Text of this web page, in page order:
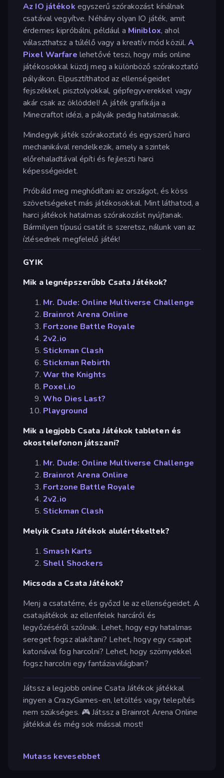
Az IO játékok egyszerű szórakozást kínálnak
csatával vegyítve. Néhány olyan IO játék, amit
érdemes kipróbálni, például a Miniblox, ahol
választhatsz a túlélő vagy a kreatív mód közül.A
Pixel Warfare lehetővé teszi, hogy más online
játékosokkal küzdj meg a különböző szórakoztató
pályákon. Elpusztíthatod az ellenségeidet
fejszékkel, pisztolyokkal, gépfegyverekkel vagy
akár csak az öklöddel! A játék grafikája a
Minecraftot idézi, a pályák pedig hatalmasak.
Mindegyik játék szórakoztató és egyszerű harci
mechanikával rendelkezik, amely a szintek
előrehaladtával építi és fejleszti harci
képességeidet.
Próbáld meg meghódítani az országot, és köss
szövetségeket más játékosokkal. Mint láthatod, a
harci játékok hatalmas szórakozást nyújtanak.
Bármilyen típusú csatát is szeretsz, nálunk van az
ízlésednek megfelelő játék!
GYIK
Mik a legnépszerűbb Csata Játékok?
Mr. Dude: Online Multiverse Challenge
Brainrot Arena Online
Fortzone Battle Royale
2v2.io
Stickman Clash
Stickman Rebirth
War the Knights
Poxel.io
Who Dies Last?
Playground
Mik a legjobb Csata Játékok tableten és
okostelefonon játszani?
Mr. Dude: Online Multiverse Challenge
Brainrot Arena Online
Fortzone Battle Royale
2v2.io
Stickman Clash
Melyik Csata Játékok alulértékeltek?
Smash Karts
Shell Shockers
Micsoda a Csata Játékok?
Menj a csatatérre, és győzd le az ellenségeidet. A
csatajátékok az ellenfelek harcáról és
legyőzéséről szólnak. Lehet, hogy egy hatalmas
sereget fogsz alakítani? Lehet, hogy egy csapat
katonával fog harcolni? Lehet, hogy szörnyekkel
fogsz harcolni egy fantáziavilágban?
Játssz a legjobb online Csata Játékok játékkal
ingyen a CrazyGames-en, letöltés vagy telepítés
nem szükséges. 🎮 Játssz a Brainrot Arena Online
játékkal és még sok mással most!
Mutass kevesebbet